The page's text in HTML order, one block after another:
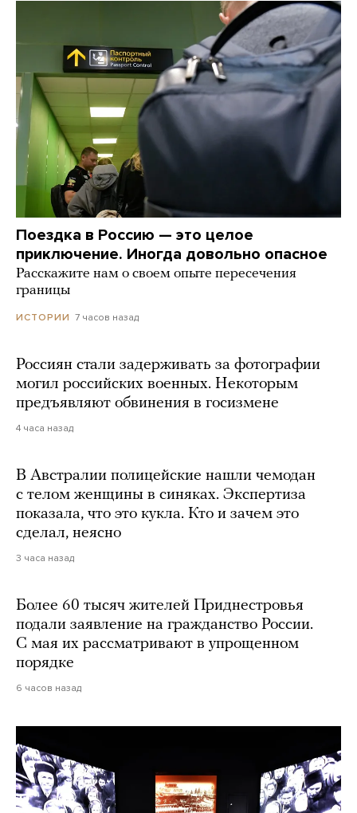
Поездка в Россию — это целое
приключение. Иногда довольно опасное
Расскажите нам о своем опыте пересечения
границы
ИСТОРИИ 7 часов назад
Россиян стали задерживать за фотографии
могил российских военных. Некоторым
предъявляют обвинения в госизмене
4 часа назад
В Австралии полицейские нашли чемодан
с телом женщины в синяках. Экспертиза
показала, что это кукла. Кто и зачем это
сделал, неясно
3 часа назад
Более 60 тысяч жителей Приднестровья
подали заявление на гражданство России.
С мая их рассматривают в упрощенном
порядке
6 часов назад